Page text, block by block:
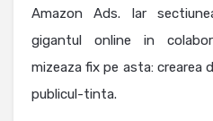
Amazon Ads. Iar
gigantul online in
mizeaza fix pe asta: crearea
publicul-tinta.